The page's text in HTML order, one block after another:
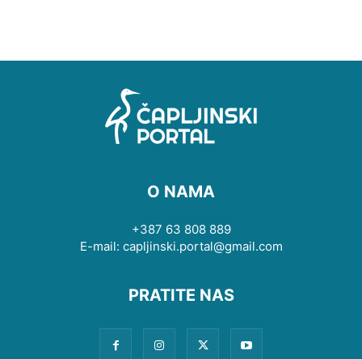
O NAMA
+387 63 808 889
E-mail: capljinski.portal@gmail.com
PRATITE NAS